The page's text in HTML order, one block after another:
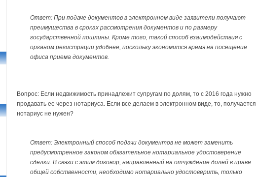
Ответ: При подаче документов в электронном виде заявители получают
преимущества в сроках рассмотрения документов и по размеру
государственной пошлины. Кроме того, такой способ взаимодействия с
органом регистрации удобнее, поскольку экономится время на посещение
офиса приема документов.
Вопрос: Если недвижимость принадлежит супругам по долям, то с 2016 года нужно
продавать ее через нотариуса. Если все делаем в электронном виде, то, получается,
нотариус не нужен?
Ответ: Электронный способ подачи документов не может заменить
предусмотренное законом обязательное нотариальное удостоверение
сделки. В связи с этим договор, направленный на отчуждение долей в праве
общей собственности, необходимо нотариально удостоверить, только